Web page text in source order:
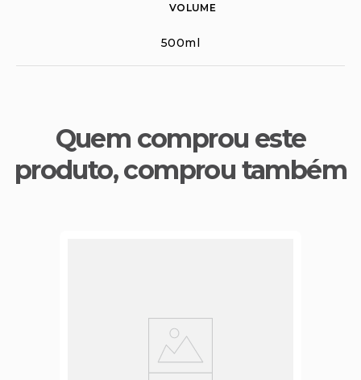
VOLUME
500ml
Quem comprou este
produto, comprou também